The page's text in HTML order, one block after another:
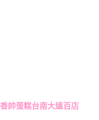
香帥蛋糕台南大遠百店